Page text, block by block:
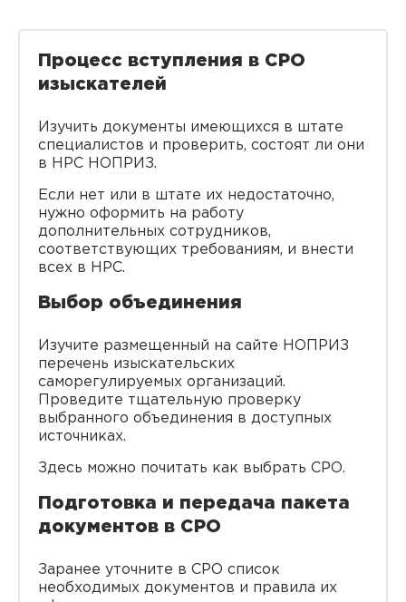
Процесс вступления в СРО
изыскателей
Изучить документы имеющихся в штате
специалистов и проверить, состоят ли они
в НРС НОПРИЗ.
Если нет или в штате их недостаточно,
нужно оформить на работу
дополнительных сотрудников,
соответствующих требованиям, и внести
всех в НРС.
Выбор объединения
Изучите размещенный на сайте НОПРИЗ
перечень изыскательских
саморегулируемых организаций.
Проведите тщательную проверку
выбранного объединения в доступных
источниках.
Здесь можно почитать как выбрать СРО.
Подготовка и передача пакета
документов в СРО
Заранее уточните в СРО список
необходимых документов и правила их